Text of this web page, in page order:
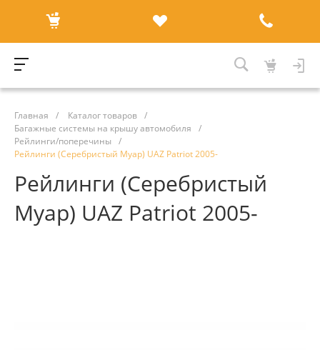
Главная / Каталог товаров /
Багажные системы на крышу автомобиля
/
Рейлинги/поперечины
/
Рейлинги (Серебристый Муар) UAZ Patriot 2005-
Рейлинги (Серебристый
Муар) UAZ Patriot 2005-